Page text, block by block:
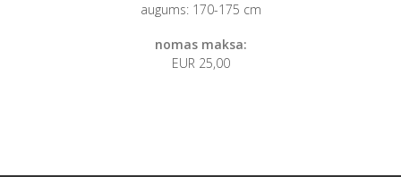
augums: 170-175 cm
nomas maksa:
EUR 25,00